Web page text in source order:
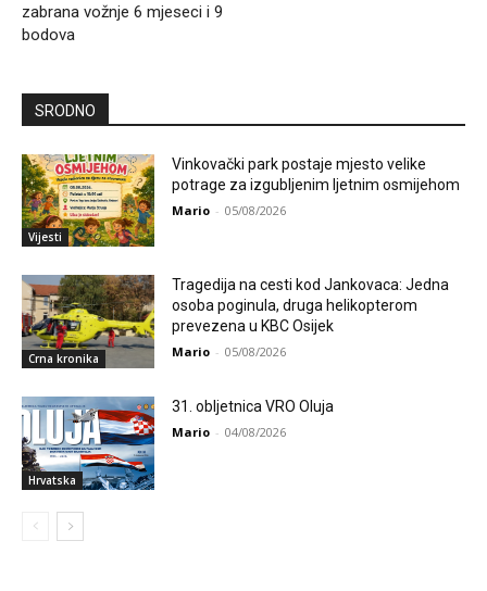
zabrana vožnje 6 mjeseci i 9
bodova
SRODNO
Vijesti
Vinkovački park postaje mjesto velike
potrage za izgubljenim ljetnim osmijehom
Mario - 05/08/2026
Crna kronika
Tragedija na cesti kod Jankovaca: Jedna
osoba poginula, druga helikopterom
prevezena u KBC Osijek
Mario - 05/08/2026
Hrvatska
31. obljetnica VRO Oluja
Mario - 04/08/2026